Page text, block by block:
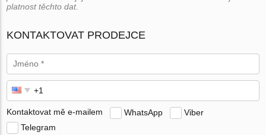
platnost těchto dat.
KONTAKTOVAT PRODEJCE
Kontaktovat mě e-mailem WhatsApp
Viber
Telegram